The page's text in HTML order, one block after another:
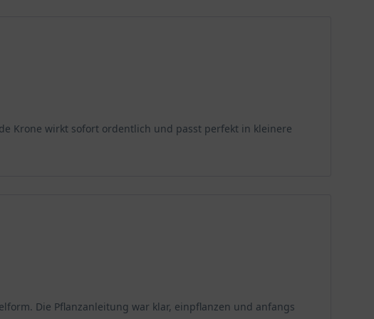
von Hautrötungen angewendet oder aber für die
für Tischlerarbeiten und zur Herstellung von Werkzeugen,
Auch als Brennmaterial ist das Ahornholz sehr beliebt.
Krone wirkt sofort ordentlich und passt perfekt in kleinere
Die Pflanzanleitung war klar, einpflanzen und anfangs